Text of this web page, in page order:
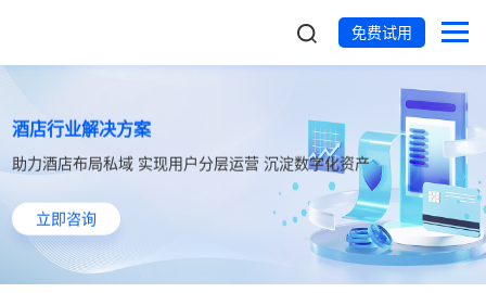
免费试用
酒店行业解决方案
助力酒店布局私域 实现用户分层运营 沉淀数字化资产
立即咨询